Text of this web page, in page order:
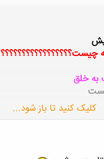
خلق
کلیک کنید تا باز شود...